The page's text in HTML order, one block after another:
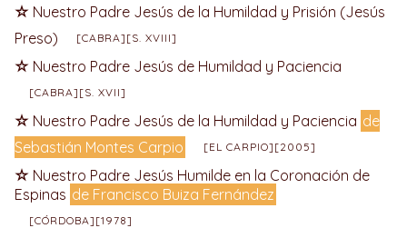
Nuestro Padre Jesús de la Humildad y Prisión (Jesús
Preso)
[CABRA][S. XVIII]
Nuestro Padre Jesús de Humildad y Paciencia
[CABRA][S. XVII]
Nuestro Padre Jesús de la Humildad y Paciencia de
Sebastián Montes Carpio
[EL CARPIO][2005]
Nuestro Padre Jesús Humilde en la Coronación de
Espinas de Francisco Buiza Fernández
[CÓRDOBA][1978]